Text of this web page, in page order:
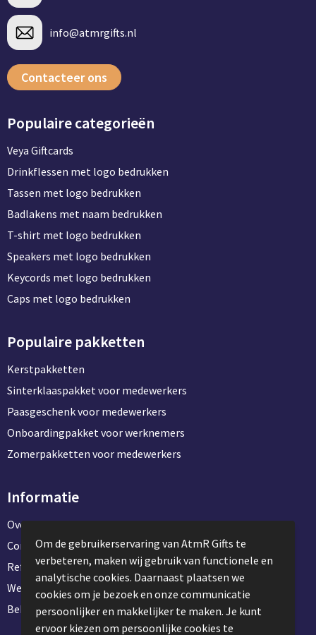
info@atmrgifts.nl
Contacteer ons
Populaire categorieën
Veya Giftcards
Drinkflessen met logo bedrukken
Tassen met logo bedrukken
Badlakens met naam bedrukken
T-shirt met logo bedrukken
Speakers met logo bedrukken
Keycords met logo bedrukken
Caps met logo bedrukken
Populaire pakketten
Kerstpakketten
Sinterklaaspakket voor medewerkers
Paasgeschenk voor medewerkers
Onboardingpakket voor werknemers
Zomerpakketten voor medewerkers
Informatie
Over ons
Contact en klantenservice
Referentie projecten
Werken & stage bij AtmR Gifts
Bekijk kantoorbenodigdheden
Om de gebruikerservaring van AtmR Gifts te
verbeteren, maken wij gebruik van functionele en
analytische cookies. Daarnaast plaatsen we
cookies om je bezoek en onze communicatie
persoonlijker en makkelijker te maken. Je kunt
ervoor kiezen om persoonlijke cookies te